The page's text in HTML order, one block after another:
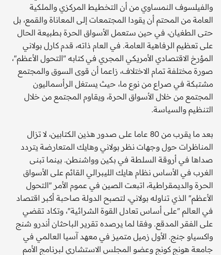
والفيلسوف النمساوي من أن التخطيط المركزي والملكية
العامة من المحتم أن يقودا المجتمعات إلى المعاناة والقمع، بل
حتى الطغيان، في حين ستعمل الأسواق الحرة بطبيعة الحال
على تعظيم الرفاهية العامة. في العام ذاته، قدم كارل بولاني
المؤرخ الاقتصادي الأمريكي المجري في كتابه "التحول الأعظم"،
صورة مختلفة تمام الاختلاف، زاعما أن قوى السوق والمجتمع
مشتبكة في صراع من نوع ما، حيث يستغل الرأسماليون
المجتمع من خلال الأسواق الحرة، ويقاوم المجتمع من خلال
التنظيم والسياسة.
بعد ما يقرب من 80 عاما على صدور هذين الكتابين، لا تزال
المناظرات حول وجهات نظر بولاني وهايك المتعارضة يتردد
صداها في أروقة السلطة في بكين وواشنطن. بينما تبنى
الغرب في الأساس نظام هايك الليبرالي القائم على الأسواق
الحرة والديمقراطية، اتبعت الصين في عموم الأمر "التحول
الأعظم" الذي تناوله بولاني، لتصبح الدولة صاحبة أكبر اقتصاد
في العالم "على أساس تعادل القوة الشرائية"، وتكاد تقضي
على الفقر المدقع. وفقا لما يرصده تقرير الباحثان أندرو شنج
واكسياو جنج. الأول زميل متميز في معهد آسيا العالمي في
جامعة هونج كونج وعضو المجلس الاستشاري لبرنامج الأمم